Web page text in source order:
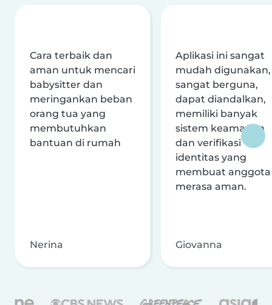
Cara terbaik dan
aman untuk mencari
babysitter dan
meringankan beban
orang tua yang
membutuhkan
bantuan di rumah
Nerina
Aplikasi ini sangat
mudah digunakan,
sangat berguna,
dapat diandalkan,
memiliki banyak
sistem keamanan
dan verifikasi
identitas yang
membuat anggota
merasa aman.
Giovanna